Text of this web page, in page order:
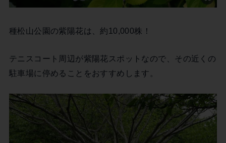
種松山公園の紫陽花は、約10,000株！
テニスコート周辺が紫陽花スポットなので、その近くの
駐車場に停めることをおすすめします。